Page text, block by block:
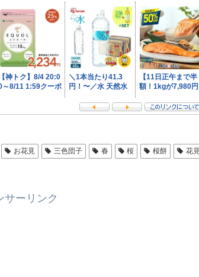
お花見 三色団子 春 桜 桜餅 花見
サーリンク